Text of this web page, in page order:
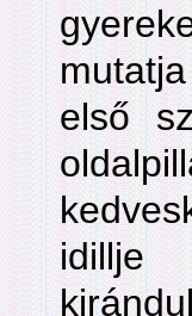
első
idillje